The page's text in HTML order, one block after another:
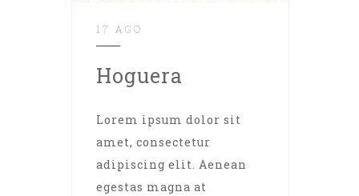
17 AGO
Hoguera
Lorem ipsum dolor sit
amet, consectetur
adipiscing elit. Aenean
egestas magna at